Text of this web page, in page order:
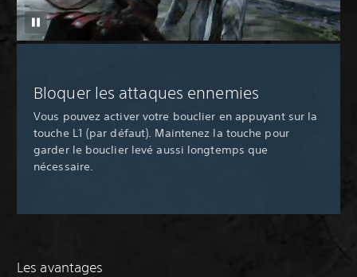
Bloquer les attaques ennemies
Vous pouvez activer votre bouclier en appuyant sur la
touche L1 (par défaut). Maintenez la touche pour
garder le bouclier levé aussi longtemps que
nécessaire.
Les avantages